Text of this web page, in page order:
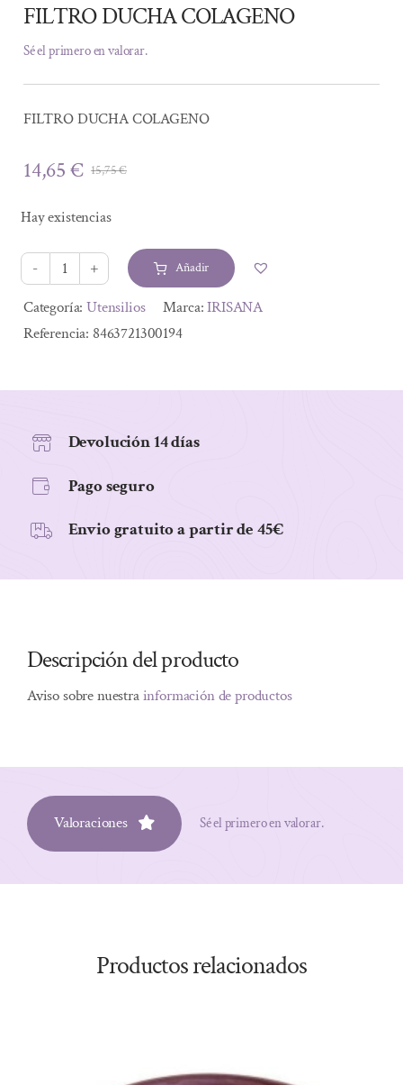
FILTRO DUCHA COLAGENO
Sé el primero en valorar.
FILTRO DUCHA COLAGENO
15,75€El
era:
15,75 €.
14,65€
El
es:
14,65 €.
Hay existencias
FILTRO
DUCHA
COLAGENO
Añadir
Alternative:
Categoría:Utensilios Marca:IRISANA
Referencia: 8463721300194
Devolución 14 días
Pago seguro
Envio gratuito a partir de 45€
Descripción del producto
Aviso sobre nuestrainformación de productos
Valoraciones Sé el primero en valorar.
Productos relacionados